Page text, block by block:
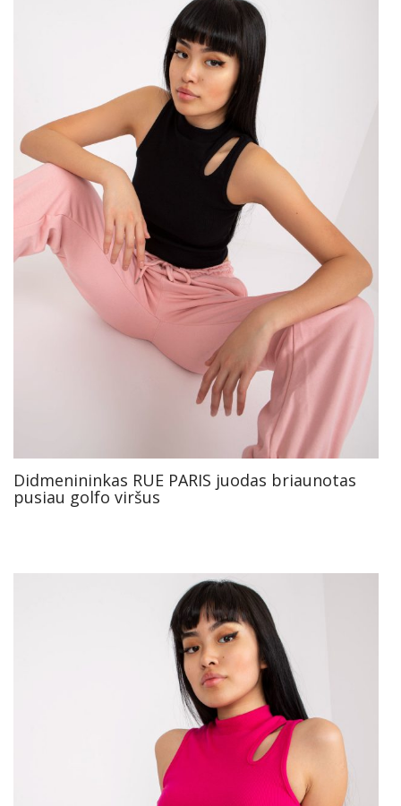
Didmenininkas RUE PARIS juodas briaunotas
pusiau golfo viršus